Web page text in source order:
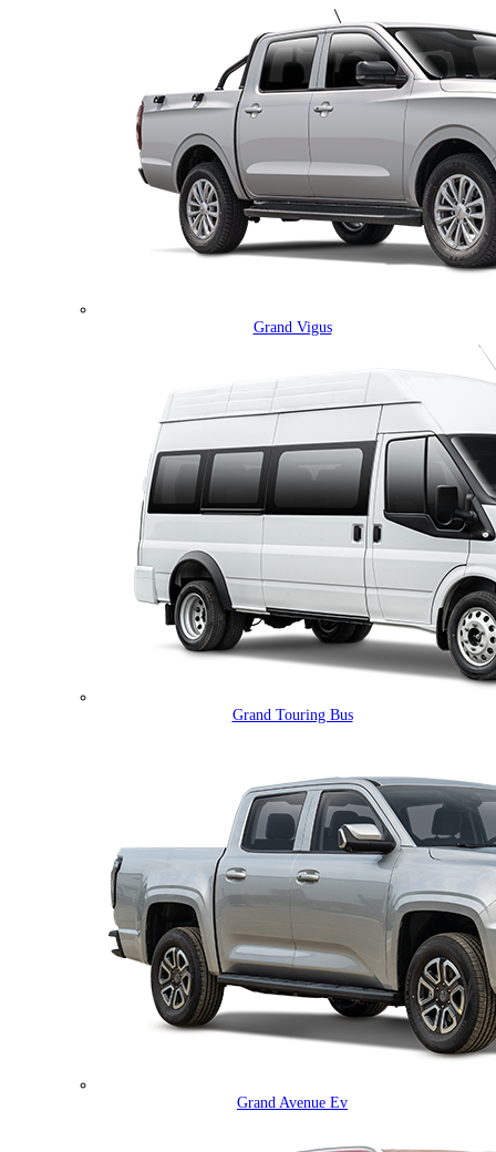
Grand Vigus
Grand Touring Bus
Grand Avenue Ev